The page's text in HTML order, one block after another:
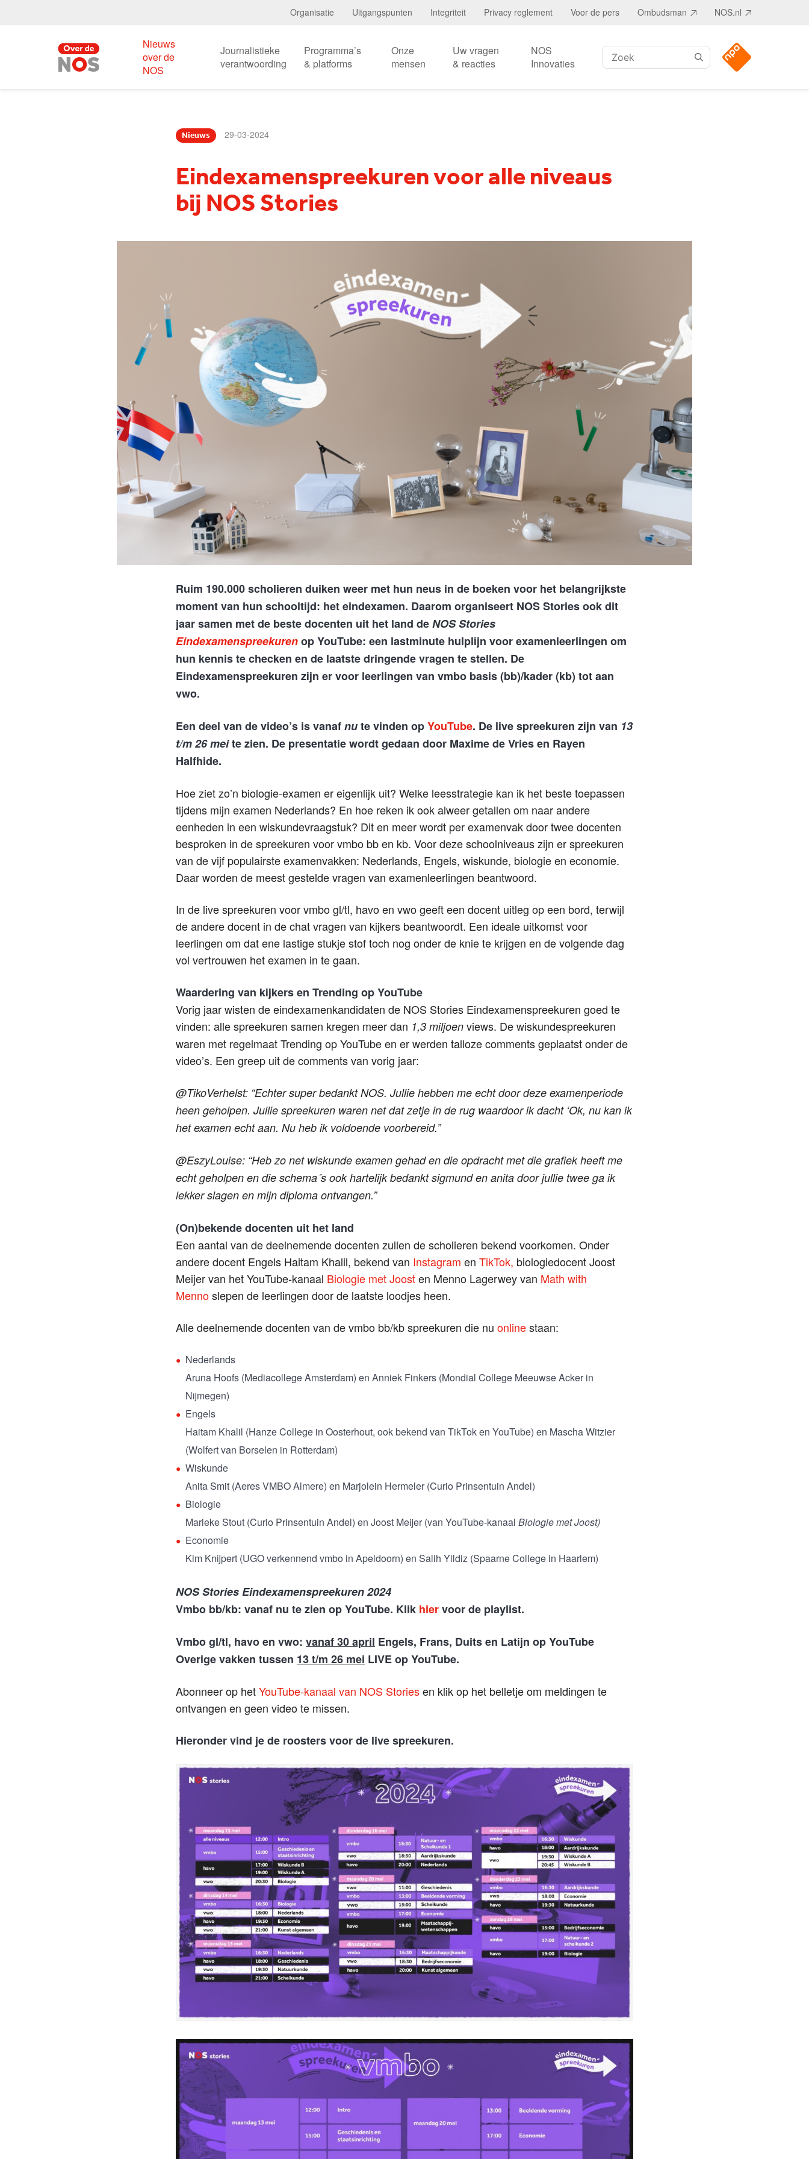
Organisatie Uitgangspunten Integriteit Privacy reglement Voor de pers Ombudsman NOS.nl
Nieuws
over de
NOS
Journalistieke
verantwoording
Programma’s
& platforms
Onze
mensen
Uw vragen
& reacties
NOS
Innovaties
Zoeken:
Nieuws 29-03-2024
Eindexamenspreekuren voor alle niveaus
bij NOS Stories
Ruim 190.000 scholieren duiken weer met hun neus in de boeken voor het belangrijkste
moment van hun schooltijd: het eindexamen. Daarom organiseert NOS Stories ook dit
jaar samen met de beste docenten uit het land deNOS Stories
Eindexamenspreekurenop YouTube: een lastminute hulplijn voor examenleerlingen om
hun kennis te checken en de laatste dringende vragen te stellen. De
Eindexamenspreekuren zijn er voor leerlingen van vmbo basis (bb)/kader (kb) tot aan
vwo.
Een deel van de video’s is vanafnute vinden opYouTube. De live spreekuren zijn van 13
t/m 26 meite zien. De presentatie wordt gedaan door Maxime de Vries en Rayen
Halfhide.
Hoe ziet zo’n biologie-examen er eigenlijk uit? Welke leesstrategie kan ik het beste toepassen
tijdens mijn examen Nederlands? En hoe reken ik ook alweer getallen om naar andere
eenheden in een wiskundevraagstuk? Dit en meer wordt per examenvak door twee docenten
besproken in de spreekuren voor vmbo bb en kb. Voor deze schoolniveaus zijn er spreekuren
van de vijf populairste examenvakken: Nederlands, Engels, wiskunde, biologie en economie.
Daar worden de meest gestelde vragen van examenleerlingen beantwoord.
In de live spreekuren voor vmbo gl/tl, havo en vwo geeft een docent uitleg op een bord, terwijl
de andere docent in de chat vragen van kijkers beantwoordt. Een ideale uitkomst voor
leerlingen om dat ene lastige stukje stof toch nog onder de knie te krijgen en de volgende dag
vol vertrouwen het examen in te gaan.
Waardering van kijkers en Trending op YouTube
Vorig jaar wisten de eindexamenkandidaten de NOS Stories Eindexamenspreekuren goed te
vinden: alle spreekuren samen kregen meer dan 1,3 miljoen views. De wiskundespreekuren
waren met regelmaat Trending op YouTube en er werden talloze comments geplaatst onder de
video’s. Een greep uit de comments van vorig jaar:
@TikoVerhelst: “Echter super bedankt NOS. Jullie hebben me echt door deze examenperiode
heen geholpen. Jullie spreekuren waren net dat zetje in de rug waardoor ik dacht ‘Ok, nu kan ik
het examen echt aan. Nu heb ik voldoende voorbereid.”
@EszyLouise: “Heb zo net wiskunde examen gehad en die opdracht met die grafiek heeft me
echt geholpen en die schema´s ook hartelijk bedankt sigmund en anita door jullie twee ga ik
lekker slagen en mijn diploma ontvangen.”
(On)bekende docenten uit het land
Een aantal van de deelnemende docenten zullen de scholieren bekend voorkomen. Onder
andere docent Engels Haitam Khalil, bekend van Instagram en TikTok, biologiedocent Joost
Meijer van het YouTube-kanaal Biologie met Joosten Menno Lagerwey van Math with
Mennoslepen de leerlingen door de laatste loodjes heen.
Alle deelnemende docenten van de vmbo bb/kb spreekuren die nu onlinestaan:
Nederlands
Aruna Hoofs (Mediacollege Amsterdam) en Anniek Finkers (Mondial College Meeuwse Acker in
Nijmegen)
Engels
Haitam Khalil (Hanze College in Oosterhout, ook bekend van TikTok en YouTube) en Mascha Witzier
(Wolfert van Borselen in Rotterdam)
Wiskunde
Anita Smit (Aeres VMBO Almere) en Marjolein Hermeler (Curio Prinsentuin Andel)
Biologie
Marieke Stout (Curio Prinsentuin Andel) en Joost Meijer (van YouTube-kanaal Biologie met Joost)
Economie
Kim Knijpert (UGO verkennend vmbo in Apeldoorn) en Salih Yildiz (Spaarne College in Haarlem)
NOS Stories Eindexamenspreekuren 2024
Vmbo bb/kb: vanaf nu te zien op YouTube. Klik hiervoor de playlist.
Vmbo gl/tl, havo en vwo: vanaf 30 april Engels, Frans, Duits en Latijn op YouTube
Overige vakken tussen 13 t/m 26 mei LIVE op YouTube.
Abonneer op hetYouTube-kanaal van NOS Storiesen klik op het belletje om meldingen te
ontvangen en geen video te missen.
Hieronder vind je de roosters voor de live spreekuren.